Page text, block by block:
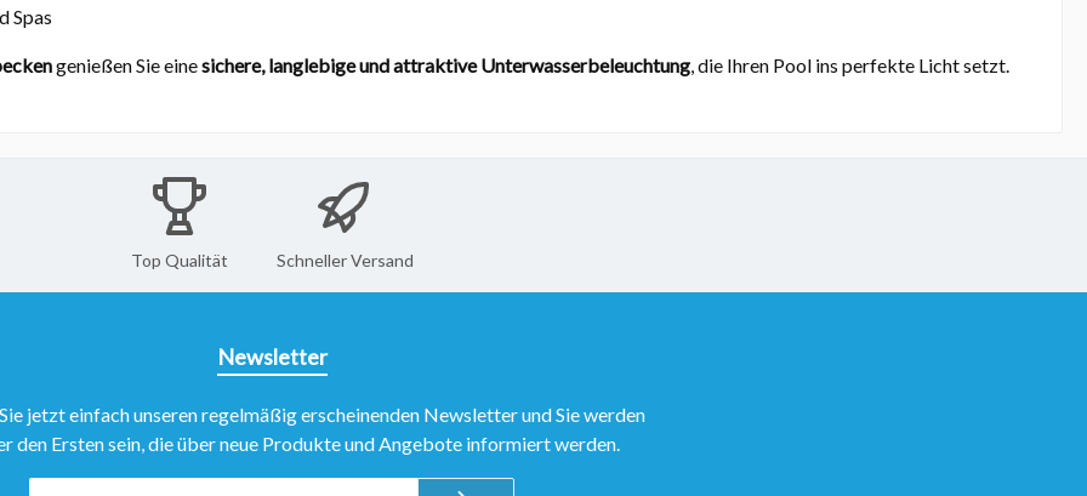
Spas
genießen Sie einesichere, langlebige und attraktive Unterwasserbeleuchtung , die Ihren Pool ins perfekte Licht setzt.
Top Qualität Schneller Versand
Newsletter
jetzt einfach unseren regelmäßig erscheinenden Newsletter und Sie werden
den Ersten sein, die über neue Produkte und Angebote informiert werden.